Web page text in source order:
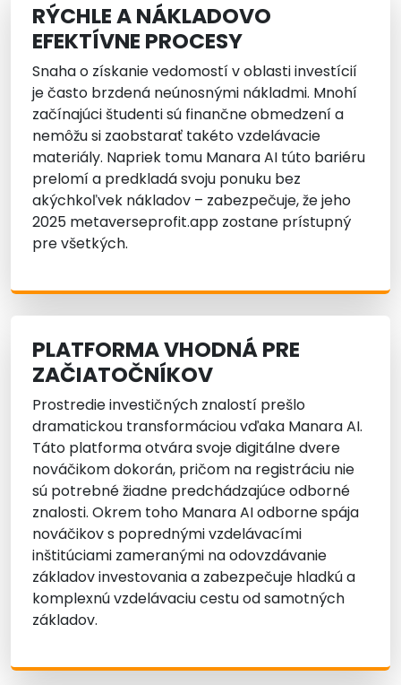
RÝCHLE A NÁKLADOVO
EFEKTÍVNE PROCESY
Snaha o získanie vedomostí v oblasti investícií
je často brzdená neúnosnými nákladmi. Mnohí
začínajúci študenti sú finančne obmedzení a
nemôžu si zaobstarať takéto vzdelávacie
materiály. Napriek tomu Manara AI túto bariéru
prelomí a predkladá svoju ponuku bez
akýchkoľvek nákladov – zabezpečuje, že jeho
2025 metaverseprofit.app zostane prístupný
pre všetkých.
PLATFORMA VHODNÁ PRE
ZAČIATOČNÍKOV
Prostredie investičných znalostí prešlo
dramatickou transformáciou vďaka Manara AI.
Táto platforma otvára svoje digitálne dvere
nováčikom dokorán, pričom na registráciu nie
sú potrebné žiadne predchádzajúce odborné
znalosti. Okrem toho Manara AI odborne spája
nováčikov s poprednými vzdelávacími
inštitúciami zameranými na odovzdávanie
základov investovania a zabezpečuje hladkú a
komplexnú vzdelávaciu cestu od samotných
základov.